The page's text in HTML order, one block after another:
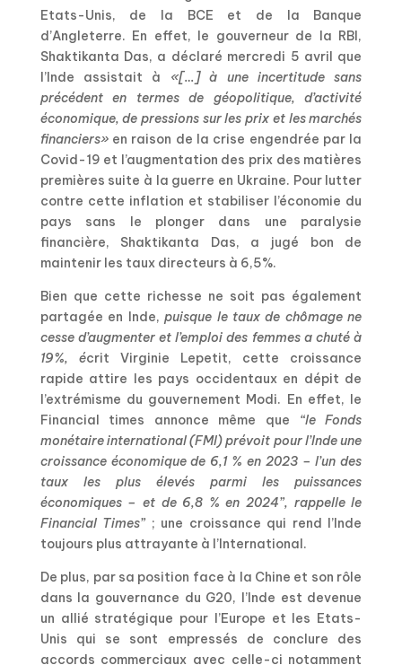
Etats-Unis, de la BCE et de la Banque
d’Angleterre. En effet, le gouverneur de la RBI,
Shaktikanta Das, a déclaré mercredi 5 avril que
l’Inde assistait à «[…] à une incertitude sans
précédent en termes de géopolitique, d’activité
économique, de pressions sur les prix et les marchés
financiers»en raison de la crise engendrée par la
Covid-19 et l’augmentation des prix des matières
premières suite à la guerre en Ukraine. Pour lutter
contre cette inflation et stabiliser l’économie du
pays sans le plonger dans une paralysie
financière, Shaktikanta Das, a jugé bon de
maintenir les taux directeurs à 6,5%.
Bien que cette richesse ne soit pas également
partagée en Inde,puisque le taux de chômage ne
cesse d’augmenter et l’emploi des femmes a chuté à
19%, écrit Virginie Lepetit, cette croissance
rapide attire les pays occidentaux en dépit de
l’extrémisme du gouvernement Modi. En effet, le
Financial times annonce même que “le Fonds
monétaire international (FMI) prévoit pour l’Inde une
croissance économique de 6,1 % en 2023 – l’un des
taux les plus élevés parmi les puissances
économiques – et de 6,8 % en 2024”, rappelle le
Financial Times” ; une croissance qui rend l’Inde
toujours plus attrayante à l’International.
De plus, par sa position face à la Chine et son rôle
dans la gouvernance du G20, l’Inde est devenue
un allié stratégique pour l’Europe et les Etats-
Unis qui se sont empressés de conclure des
accords commerciaux avec celle-ci notamment